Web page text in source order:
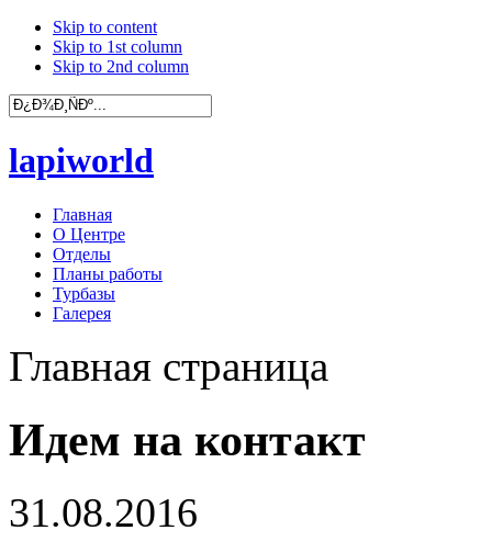
Skip to content
Skip to 1st column
Skip to 2nd column
lapiworld
Главная
О Центре
Отделы
Планы работы
Турбазы
Галерея
Главная страница
Идем на контакт
31.08.2016